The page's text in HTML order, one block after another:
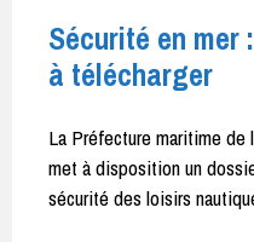
Sécurité en mer
à télécharger
La Préfecture maritime de
met à disposition un
sécurité des loisirs